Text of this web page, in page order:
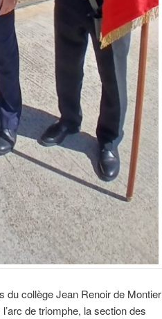
du collège Jean Renoir de Montier
de triomphe, la section des